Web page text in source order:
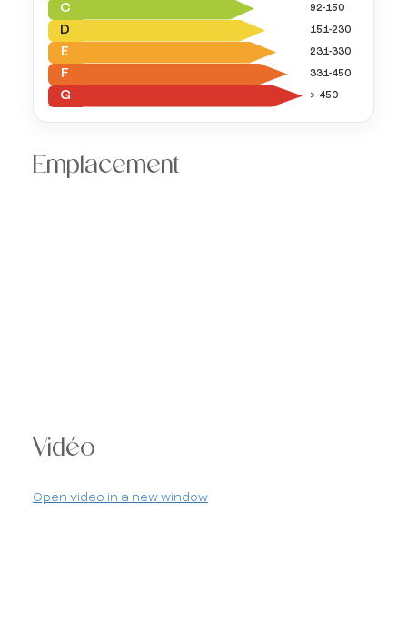
C 92-150
D 151-230
E 231-330
F 331-450
G > 450
Emplacement
Vidéo
Open video in a new window